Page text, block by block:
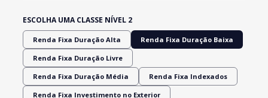
ESCOLHA UMA CLASSE NÍVEL 2
Renda Fixa Duração Alta Renda Fixa Duração Baixa
Renda Fixa Duração Livre
Renda Fixa Duração Média Renda Fixa Indexados
Renda Fixa Investimento no Exterior